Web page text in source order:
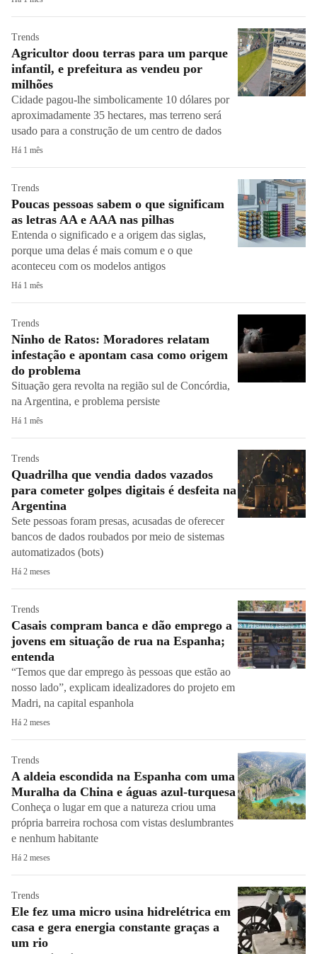
Trends
Agricultor doou terras para um parque
infantil, e prefeitura as vendeu por
milhões
Cidade pagou-lhe simbolicamente 10 dólares por
aproximadamente 35 hectares, mas terreno será
usado para a construção de um centro de dados
Há 1 mês
Trends
Poucas pessoas sabem o que significam
as letras AA e AAA nas pilhas
Entenda o significado e a origem das siglas,
porque uma delas é mais comum e o que
aconteceu com os modelos antigos
Há 1 mês
Trends
Ninho de Ratos: Moradores relatam
infestação e apontam casa como origem
do problema
Situação gera revolta na região sul de Concórdia,
na Argentina, e problema persiste
Há 1 mês
Trends
Quadrilha que vendia dados vazados
para cometer golpes digitais é desfeita na
Argentina
Sete pessoas foram presas, acusadas de oferecer
bancos de dados roubados por meio de sistemas
automatizados (bots)
Há 2 meses
Trends
Casais compram banca e dão emprego a
jovens em situação de rua na Espanha;
entenda
“Temos que dar emprego às pessoas que estão ao
nosso lado”, explicam idealizadores do projeto em
Madri, na capital espanhola
Há 2 meses
Trends
A aldeia escondida na Espanha com uma
Muralha da China e águas azul-turquesa
Conheça o lugar em que a natureza criou uma
própria barreira rochosa com vistas deslumbrantes
e nenhum habitante
Há 2 meses
Trends
Ele fez uma micro usina hidrelétrica em
casa e gera energia constante graças a
um rio